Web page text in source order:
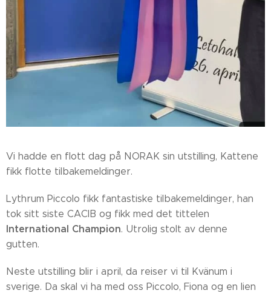
Vi hadde en flott dag på NORAK sin utstilling, Kattene
fikk flotte tilbakemeldinger.
Lythrum Piccolo fikk fantastiske tilbakemeldinger, han
tok sitt siste CACIB og fikk med det tittelen
International Champion. Utrolig stolt av denne
gutten.
Neste utstilling blir i april, da reiser vi til Kvänum i
sverige. Da skal vi ha med oss Piccolo, Fiona og en lien